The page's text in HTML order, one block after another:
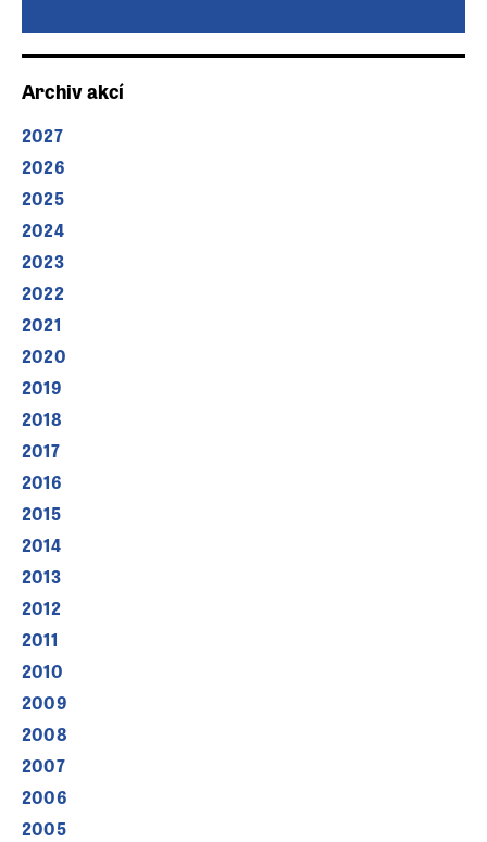
Archiv akcí
2027
2026
2025
2024
2023
2022
2021
2020
2019
2018
2017
2016
2015
2014
2013
2012
2011
2010
2009
2008
2007
2006
2005